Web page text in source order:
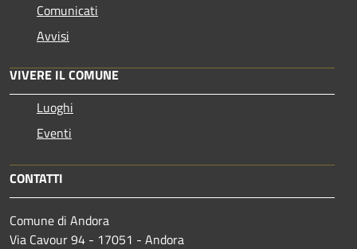
Comunicati
Avvisi
VIVERE IL COMUNE
Luoghi
Eventi
CONTATTI
Comune di Andora
Via Cavour 94 - 17051 - Andora